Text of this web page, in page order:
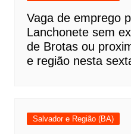
Vaga de emprego
Lanchonete sem
de Brotas ou
e região nesta
Salvador e Região (BA)